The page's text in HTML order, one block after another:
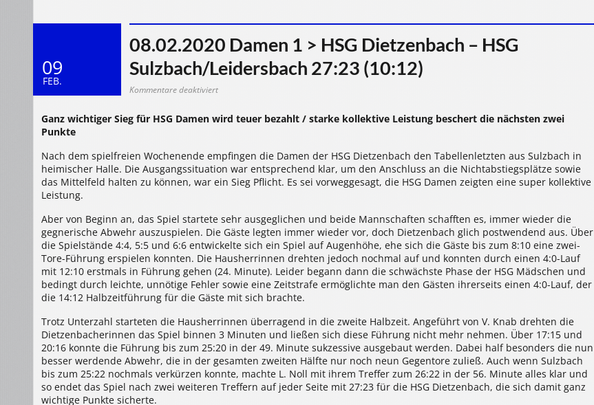
09
FEB.
08.02.2020 Damen 1 > HSG Dietzenbach – HSG
Sulzbach/Leidersbach 27:23 (10:12)
Kommentare deaktiviertfür
>
Sulzbach/Leidersbach
27:23
(10:12)
Ganz wichtiger Sieg für HSG Damen wird teuer bezahlt / starke kollektive Leistung beschert die nächsten zwei
Punkte
Nach dem spielfreien Wochenende empfingen die Damen der HSG Dietzenbach den Tabellenletzten aus Sulzbach in
heimischer Halle. Die Ausgangssituation war entsprechend klar, um den Anschluss an die Nichtabstiegsplätze sowie
das Mittelfeld halten zu können, war ein Sieg Pflicht. Es sei vorweggesagt, die HSG Damen zeigten eine super kollektive
Leistung.
Aber von Beginn an, das Spiel startete sehr ausgeglichen und beide Mannschaften schafften es, immer wieder die
gegnerische Abwehr auszuspielen. Die Gäste legten immer wieder vor, doch Dietzenbach glich postwendend aus. Über
die Spielstände 4:4, 5:5 und 6:6 entwickelte sich ein Spiel auf Augenhöhe, ehe sich die Gäste bis zum 8:10 eine zwei-
Tore-Führung erspielen konnten. Die Hausherrinnen drehten jedoch nochmal auf und konnten durch einen 4:0-Lauf
mit 12:10 erstmals in Führung gehen (24. Minute). Leider begann dann die schwächste Phase der HSG Mädschen und
bedingt durch leichte, unnötige Fehler sowie eine Zeitstrafe ermöglichte man den Gästen ihrerseits einen 4:0-Lauf, der
die 14:12 Halbzeitführung für die Gäste mit sich brachte.
Trotz Unterzahl starteten die Hausherrinnen überragend in die zweite Halbzeit. Angeführt von V. Knab drehten die
Dietzenbacherinnen das Spiel binnen 3 Minuten und ließen sich diese Führung nicht mehr nehmen. Über 17:15 und
20:16 konnte die Führung bis zum 25:20 in der 49. Minute sukzessive ausgebaut werden. Dabei half besonders die nun
besser werdende Abwehr, die in der gesamten zweiten Hälfte nur noch neun Gegentore zuließ. Auch wenn Sulzbach
bis zum 25:22 nochmals verkürzen konnte, machte L. Noll mit ihrem Treffer zum 26:22 in der 56. Minute alles klar und
so endet das Spiel nach zwei weiteren Treffern auf jeder Seite mit 27:23 für die HSG Dietzenbach, die sich damit ganz
wichtige Punkte sicherte.